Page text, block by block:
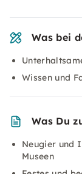
Was bei
Wissen und
Was Du
Neugier und
Museen